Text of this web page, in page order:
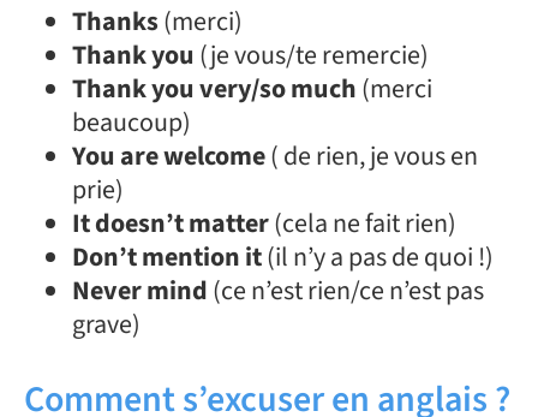
Thanks(merci)
Thank you (je vous/te remercie)
Thank you very/so much(merci
beaucoup)
You are welcome( de rien, je vous en
prie)
It doesn’t matter(cela ne fait rien)
Don’t mention it(il n’y a pas de quoi !)
Never mind(ce n’est rien/ce n’est pas
grave)
Comment s’excuser en anglais ?